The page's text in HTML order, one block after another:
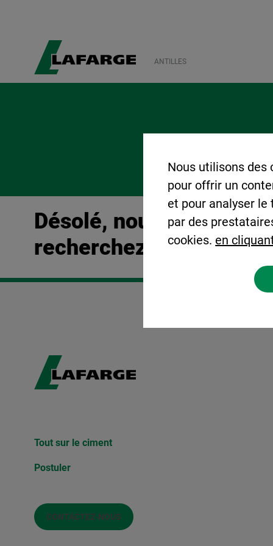
ANTILLES
Désolé, nous n'avons
recherchez.
Tout sur le ciment
Postuler
CONTACTEZ-NOUS
Nous utilisons des
pour offrir un
et pour analyser
par des
cookies. en